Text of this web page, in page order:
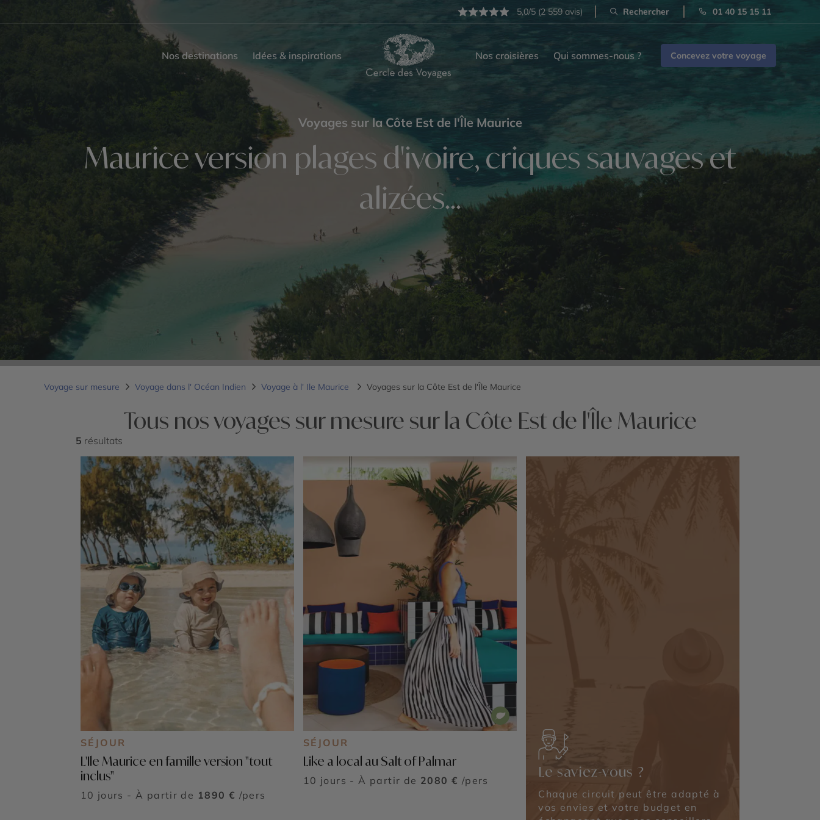
5,0/5 (2 559 avis) Rechercher 01 40 15 15 11
Nos destinations Idées & inspirations Nos croisières Qui sommes-nous ? Concevez votre voyage
Voyages sur la Côte Est de l'Île Maurice
Maurice version plages d'ivoire, criques sauvages et
alizées...
Voyage sur mesure Voyage dans l' Océan Indien Voyage à l' Ile Maurice Voyages sur la Côte Est de l'Île Maurice
Tous nos voyages sur mesure sur la Côte Est de l'Île Maurice
5 résultats
SÉJOUR
L'Ile Maurice en famille version "tout
inclus"
10 jours - À partir de 1890 € /pers
SÉJOUR
Like a local au Salt of Palmar
10 jours - À partir de 2080 € /pers
Le saviez-vous ?
Chaque circuit peut être adapté à
vos envies et votre budget en